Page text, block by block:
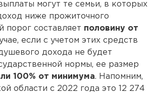
могут те семьи, в которых
ниже прожиточного
порог составляет половину от
если с учетом этих средств
дохода не будет
нормы, ее размер
100% от минимума. Напомним,
области с 2022 года это 12 274